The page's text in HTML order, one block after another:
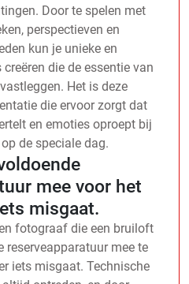
Door te spelen met
perspectieven en
kun je unieke en
creëren die de essentie van
Het is deze
die ervoor zorgt dat
en emoties oproept bij
de speciale dag.
mee voor het
misgaat.
fotograaf die een bruiloft
mee te
iets misgaat. Technische